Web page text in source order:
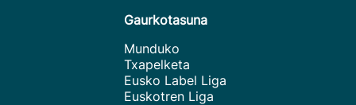
Gaurkotasuna
Munduko
Txapelketa
Eusko Label Liga
Euskotren Liga